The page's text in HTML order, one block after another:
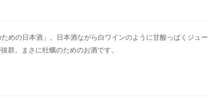
めの日本酒」。日本酒ながら白ワインのように甘酸っぱくジュー
群。まさに牡蠣のためのお酒です。